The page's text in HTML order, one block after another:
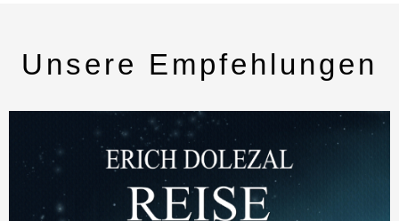
Unsere Empfehlungen